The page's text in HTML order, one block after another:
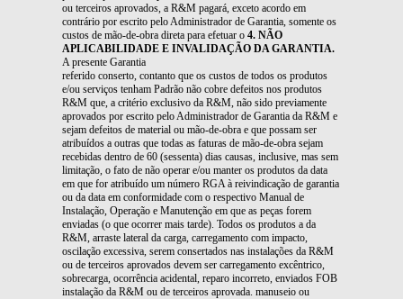
ou terceiros aprovados, a R&M pagará, exceto acordo em
contrário por escrito pelo Administrador de Garantia, somente os
custos de mão-de-obra direta para efetuar o 4. NÃO
APLICABILIDADE E INVALIDAÇÃO DA GARANTIA.
A presente Garantia
referido conserto, contanto que os custos de todos os produtos
e/ou serviços tenham Padrão não cobre defeitos nos produtos
R&M que, a critério exclusivo da R&M, não sido previamente
aprovados por escrito pelo Administrador de Garantia da R&M e
sejam defeitos de material ou mão-de-obra e que possam ser
atribuídos a outras que todas as faturas de mão-de-obra sejam
recebidas dentro de 60 (sessenta) dias causas, inclusive, mas sem
limitação, o fato de não operar e/ou manter os produtos da data
em que for atribuído um número RGA à reivindicação de garantia
ou da data em conformidade com o respectivo Manual de
Instalação, Operação e Manutenção em que as peças forem
enviadas (o que ocorrer mais tarde). Todos os produtos a da
R&M, arraste lateral da carga, carregamento com impacto,
oscilação excessiva, serem consertados nas instalações da R&M
ou de terceiros aprovados devem ser carregamento excêntrico,
sobrecarga, ocorrência acidental, reparo incorreto, enviados FOB
instalação da R&M ou de terceiros aprovada. manuseio ou